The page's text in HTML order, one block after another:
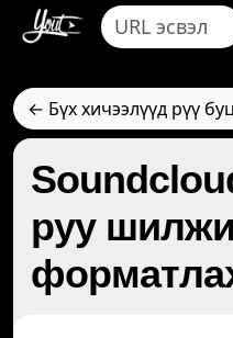
← Бүх хичээлүүд рүү
руу